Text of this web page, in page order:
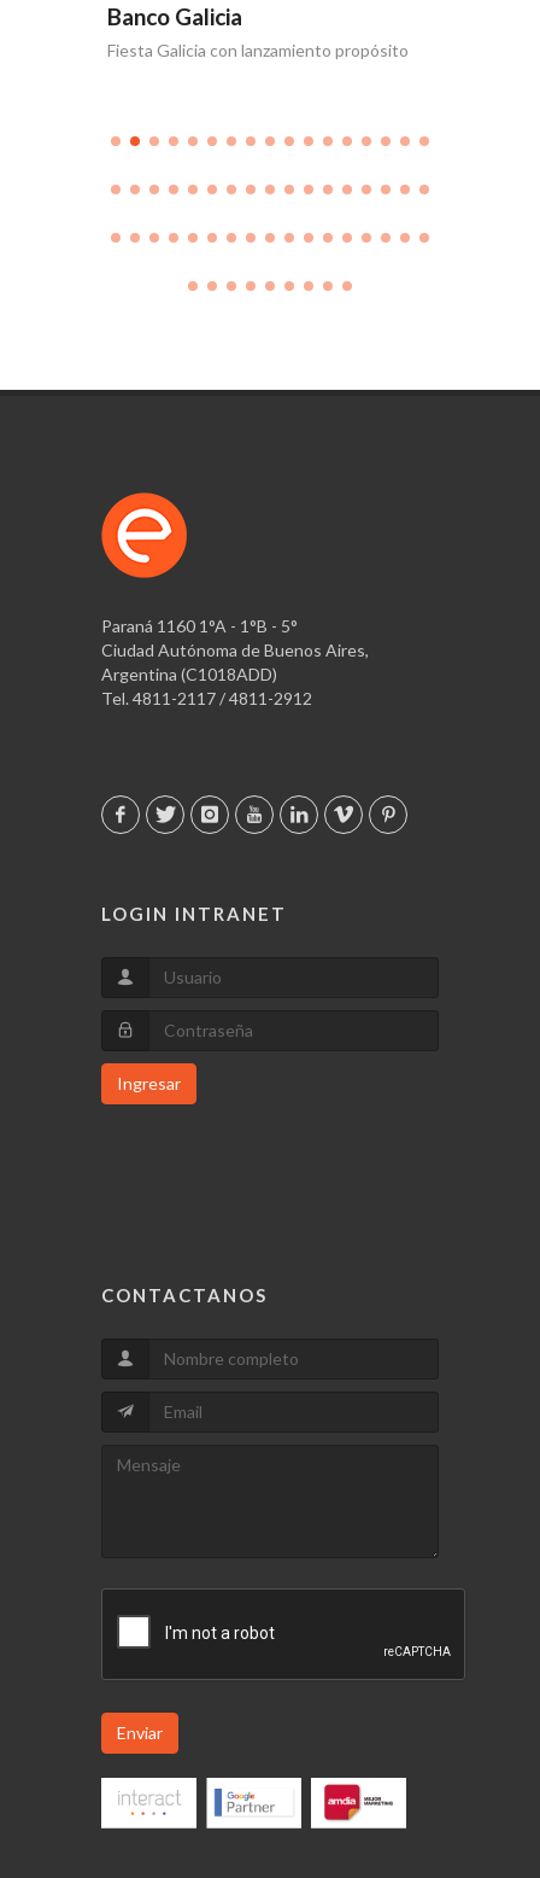
Banco Galicia
Fiesta Galicia con lanzamiento propósito
Paraná 1160 1°A - 1°B - 5°
Ciudad Autónoma de Buenos Aires,
Argentina (C1018ADD)
Tel. 4811-2117 / 4811-2912
LOGIN INTRANET
Ingresar
CONTACTANOS
Enviar